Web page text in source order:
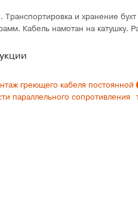
и хранение
Кабель намотан на катушку.
греющего кабеля постоянной
параллельного сопротивления